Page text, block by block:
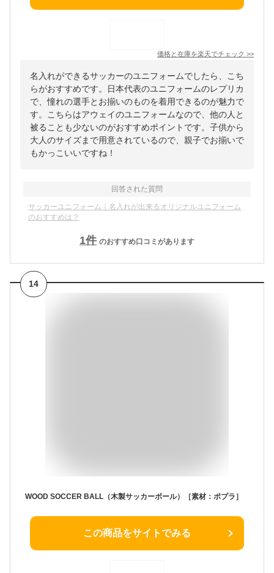
価格と在庫を楽天でチェック >>
名入れができるサッカーのユニフォームでしたら、こち
らがおすすめです。日本代表のユニフォームのレプリカ
で、憧れの選手とお揃いのものを着用できるのが魅力で
す。こちらはアウェイのユニフォームなので、他の人と
被ることも少ないのがおすすめポイントです。子供から
大人のサイズまで用意されているので、親子でお揃いで
もかっこいいですね！
回答された質問
サッカーユニフォーム｜名入れが出来るオリジナルユニフォーム
のおすすめは？
1件 のおすすめ口コミがあります
14
WOOD SOCCER BALL（木製サッカーボール）［素材：ポプラ］
この商品をサイトでみる